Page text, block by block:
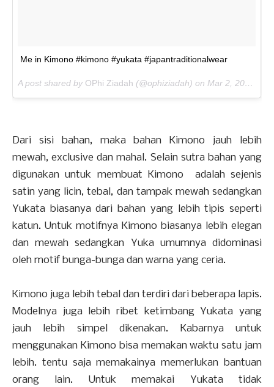
Me in Kimono #kimono #yukata #japantraditionalwear
A post shared by OPhi Ziadah (@ophiziadah) on Mar 2, 2018 at 9:44pm PST
Dari sisi bahan, maka bahan Kimono jauh lebih
mewah, exclusive dan mahal. Selain sutra bahan yang
digunakan untuk membuat Kimono adalah sejenis
satin yang licin, tebal, dan tampak mewah sedangkan
Yukata biasanya dari bahan yang lebih tipis seperti
katun. Untuk motifnya Kimono biasanya lebih elegan
dan mewah sedangkan Yuka umumnya didominasi
oleh motif bunga-bunga dan warna yang ceria.
Kimono juga lebih tebal dan terdiri dari beberapa lapis.
Modelnya juga lebih ribet ketimbang Yukata yang
jauh lebih simpel dikenakan. Kabarnya untuk
menggunakan Kimono bisa memakan waktu satu jam
lebih. tentu saja memakainya memerlukan bantuan
orang lain. Untuk memakai Yukata tidak